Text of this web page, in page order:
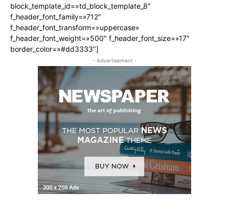
block_template_id=»td_block_template_8″
f_header_font_family=»712″
f_header_font_transform=»uppercase»
f_header_font_weight=»500″ f_header_font_size=»17″
border_color=»#dd3333″]
- Advertisement -